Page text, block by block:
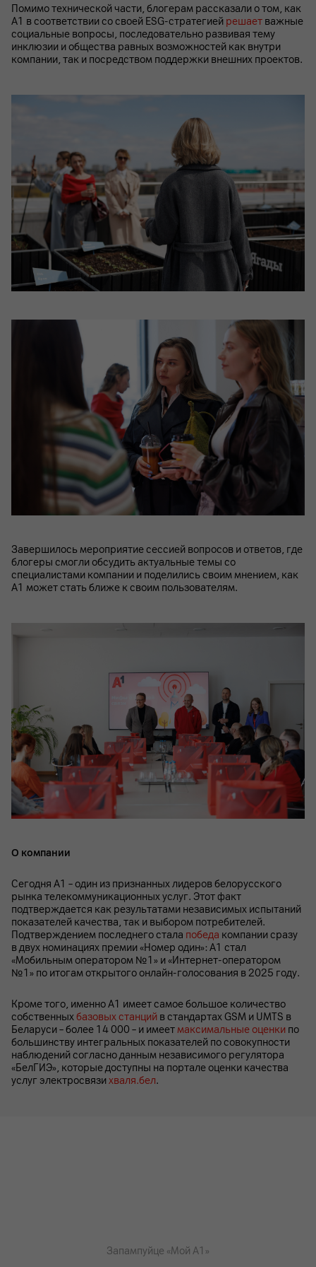
Помимо технической части, блогерам рассказали о том, как
А1 в соответствии со своей ESG-стратегией решает важные
социальные вопросы, последовательно развивая тему
инклюзии и общества равных возможностей как внутри
компании, так и посредством поддержки внешних проектов.
Завершилось мероприятие сессией вопросов и ответов, где
блогеры смогли обсудить актуальные темы со
специалистами компании и поделились своим мнением, как
А1 может стать ближе к своим пользователям.
О компании
Сегодня А1 – один из признанных лидеров белорусского
рынка телекоммуникационных услуг. Этот факт
подтверждается как результатами независимых испытаний
показателей качества, так и выбором потребителей.
Подтверждением последнего стала победа компании сразу
в двух номинациях премии «Номер один»: А1 стал
«Мобильным оператором №1» и «Интернет-оператором
№1» по итогам открытого онлайн-голосования в 2025 году.
Кроме того, именно А1 имеет самое большое количество
собственныхбазовых станций в стандартах GSM и UMTS в
Беларуси – более 14 000 – и имеетмаксимальные оценки по
большинству интегральных показателей по совокупности
наблюдений согласно данным независимого регулятора
«БелГИЭ», которые доступны на портале оценки качества
услуг электросвязихваля.бел.
Запампуйце «Мой А1»